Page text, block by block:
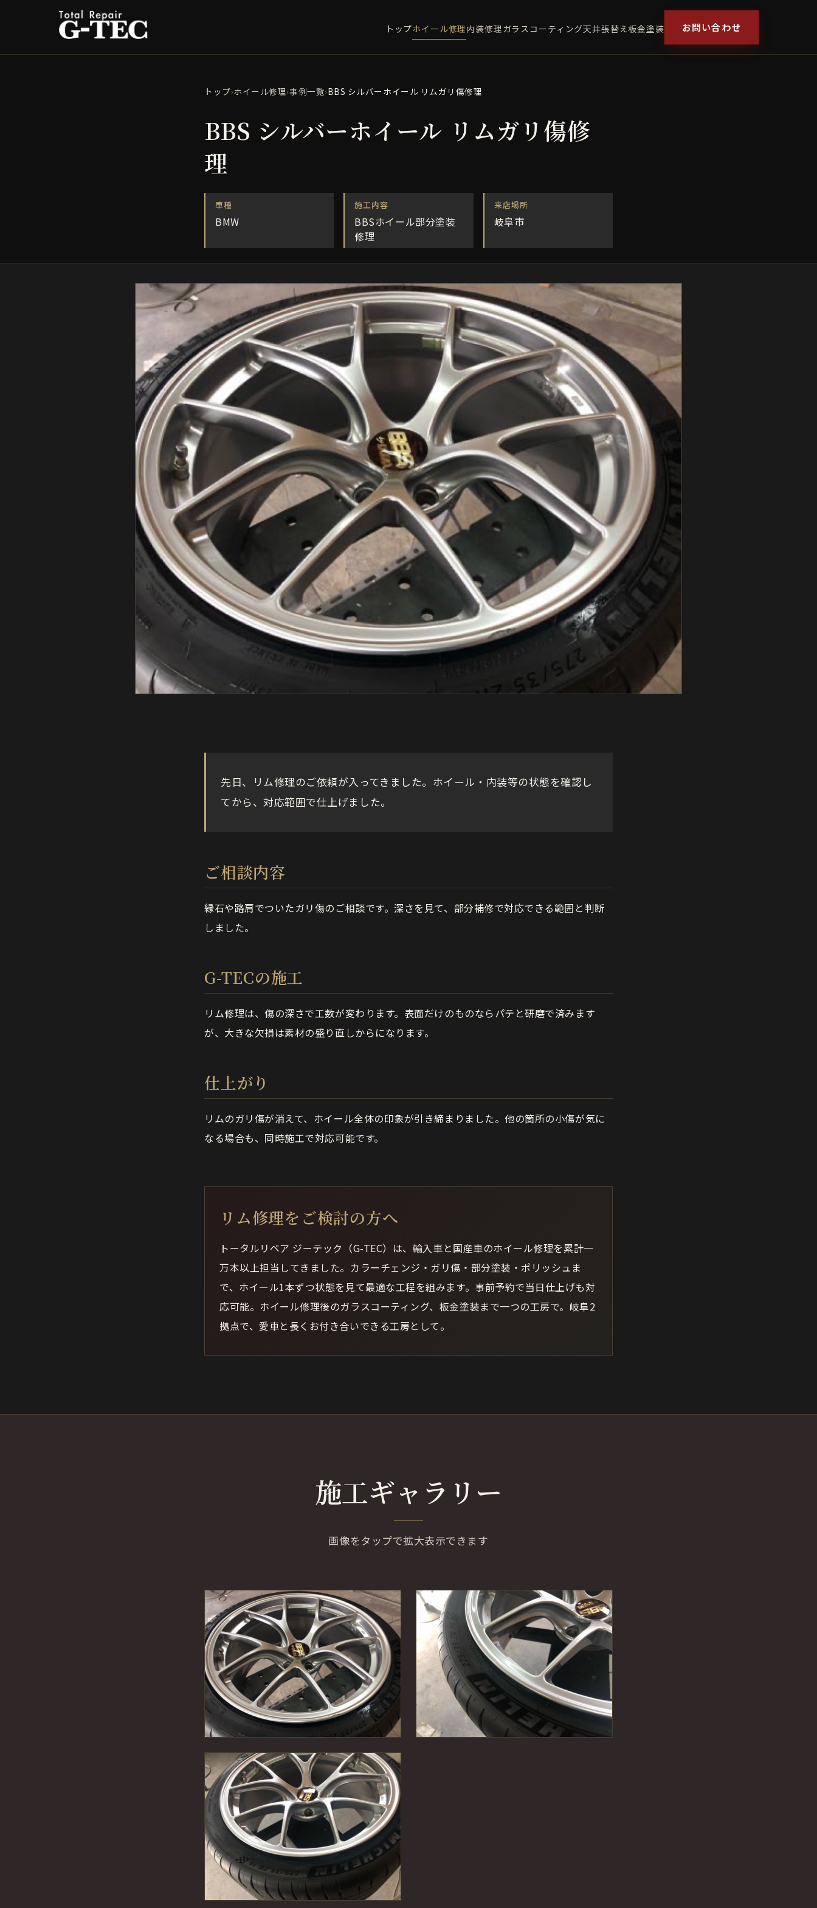
トップホイール修理内装修理ガラスコーティング天井張替え板金塗装 お問い合わせ
トップ›ホイール修理›事例一覧›BBS シルバーホイール リムガリ傷修理
BBS シルバーホイール リムガリ傷修
理
車種
BMW
施工内容
BBSホイール部分塗装
修理
来店場所
岐阜市
先日、リム修理のご依頼が入ってきました。ホイール・内装等の状態を確認し
てから、対応範囲で仕上げました。
ご相談内容
縁石や路肩でついたガリ傷のご相談です。深さを見て、部分補修で対応できる範囲と判断
しました。
G-TECの施工
リム修理は、傷の深さで工数が変わります。表面だけのものならパテと研磨で済みます
が、大きな欠損は素材の盛り直しからになります。
仕上がり
リムのガリ傷が消えて、ホイール全体の印象が引き締まりました。他の箇所の小傷が気に
なる場合も、同時施工で対応可能です。
リム修理をご検討の方へ
トータルリペア ジーテック（G-TEC）は、輸入車と国産車のホイール修理を累計一
万本以上担当してきました。カラーチェンジ・ガリ傷・部分塗装・ポリッシュま
で、ホイール1本ずつ状態を見て最適な工程を組みます。事前予約で当日仕上げも対
応可能。ホイール修理後のガラスコーティング、板金塗装まで一つの工房で。岐阜2
拠点で、愛車と長くお付き合いできる工房として。
施工ギャラリー
画像をタップで拡大表示できます